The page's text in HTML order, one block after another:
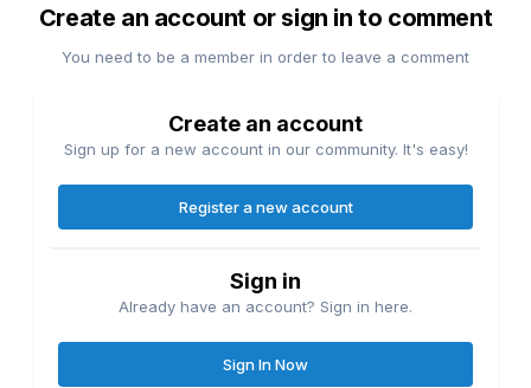
Create an account or sign in to comment
You need to be a member in order to leave a comment
Create an account
Sign up for a new account in our community. It's easy!
Register a new account
Sign in
Already have an account? Sign in here.
Sign In Now